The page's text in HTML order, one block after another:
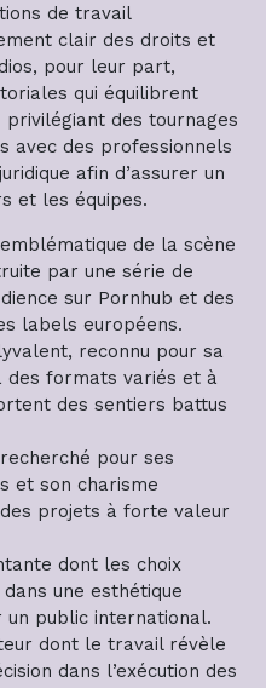
de travail
clair des droits et
pour leur part,
qui équilibrent
des tournages
avec des professionnels
afin d’assurer un
et les équipes.
de la scène
par une série de
sur Pornhub et des
labels européens.
reconnu pour sa
des formats variés et à
des sentiers battus
pour ses
et son charisme
projets à forte valeur
dont les choix
une esthétique
public international.
dont le travail révèle
dans l’exécution des